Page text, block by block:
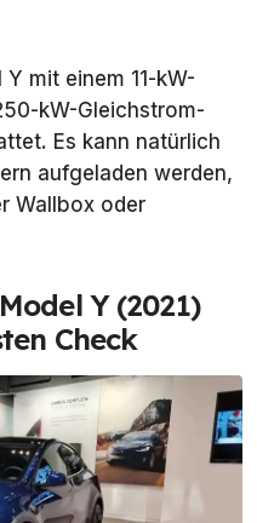
mit einem 11-kW-
kW-Gleichstrom-
Es kann natürlich
aufgeladen werden,
Wallbox oder
Y (2021)
Check